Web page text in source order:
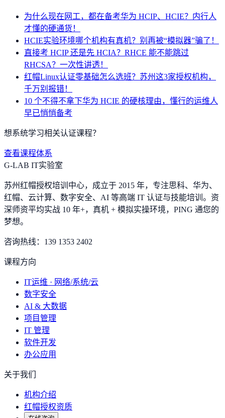
为什么现在网工，都在备考华为 HCIP、HCIE？内行人
才懂的硬通货！
HCIE实验环境哪个机构有真机？别再被“模拟器”骗了！
直接考 HCIP 还是先 HCIA？RHCE 能不能跳过
RHCSA？一次性讲透！
红帽Linux认证零基础怎么选班？苏州这3家授权机构，
千万别报错！
10 个不得不拿下华为 HCIE 的硬核理由，懂行的运维人
早已悄悄备考
想系统学习相关认证课程？
查看课程体系
G-LAB IT实验室
苏州红帽授权培训中心，成立于 2015 年，专注思科、华为、
红帽、云计算、数字安全、AI 等高端 IT 认证与技能培训。资
深师资平均实战 10 年+，真机 + 模拟实操环境， PING 通您的
梦想。
咨询热线： 139 1353 2402
课程方向
IT运维 · 网络/系统/云
数字安全
AI & 大数据
项目管理
IT 管理
软件开发
办公应用
关于我们
机构介绍
红帽授权资质